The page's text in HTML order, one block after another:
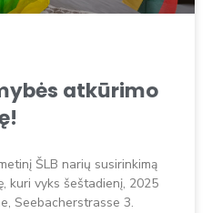
atkūrimo
ŠLB narių susirinkimą
kuri vyks šeštadienį, 2025
Seebacherstrasse 3.